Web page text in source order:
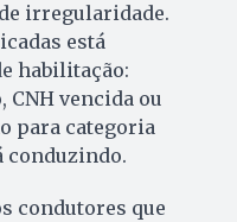
irregularidade.
está
habilitação:
vencida ou
para categoria
conduzindo.
condutores que